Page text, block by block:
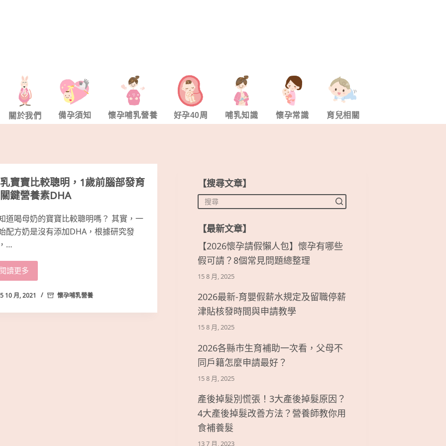
關於我們 備孕須知 懷孕哺乳營養 好孕40周 哺乳知識 懷孕常識 育兒相關
寶寶比較聰明，1歲前腦部發育
鍵營養素DHA
道喝母奶的寶寶比較聰明嗎？ 其實，一
配方奶是沒有添加DHA，根據研究發
…
讀更多
5 10 月, 2021 懷孕哺乳營養
【搜尋文章】
【最新文章】
【2026懷孕請假懶人包】懷孕有哪些
假可請？8個常見問題總整理
15 8 月, 2025
2026最新-育嬰假薪水規定及留職停薪
津貼核發時間與申請教學
15 8 月, 2025
2026各縣市生育補助一次看，父母不
同戶籍怎麼申請最好？
15 8 月, 2025
產後掉髮別慌張！3大產後掉髮原因？
4大產後掉髮改善方法？營養師教你用
食補養髮
13 7 月, 2023